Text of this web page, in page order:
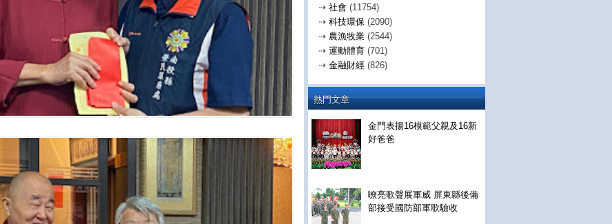
⇢ 社會 (11754)
⇢ 科技環保 (2090)
⇢ 農漁牧業 (2544)
⇢ 運動體育 (701)
⇢ 金融財經 (826)
熱門文章
金門表揚16模範父親及16新
好爸爸
嘹亮歌聲展軍威 屏東縣後備
部接受國防部軍歌驗收